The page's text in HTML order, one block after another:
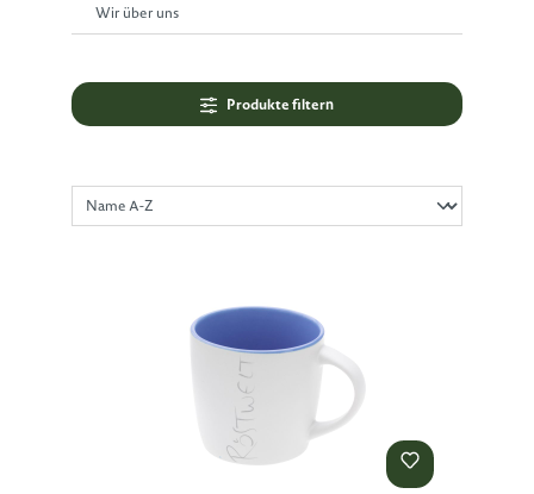
Wir über uns
Produkte filtern